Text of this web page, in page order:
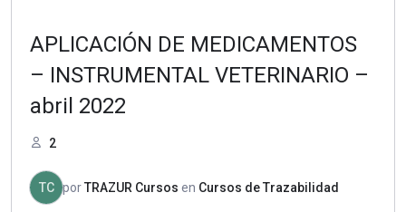
APLICACIÓN DE MEDICAMENTOS
– INSTRUMENTAL VETERINARIO –
abril 2022
2
TC porTRAZUR Cursos en Cursos de Trazabilidad